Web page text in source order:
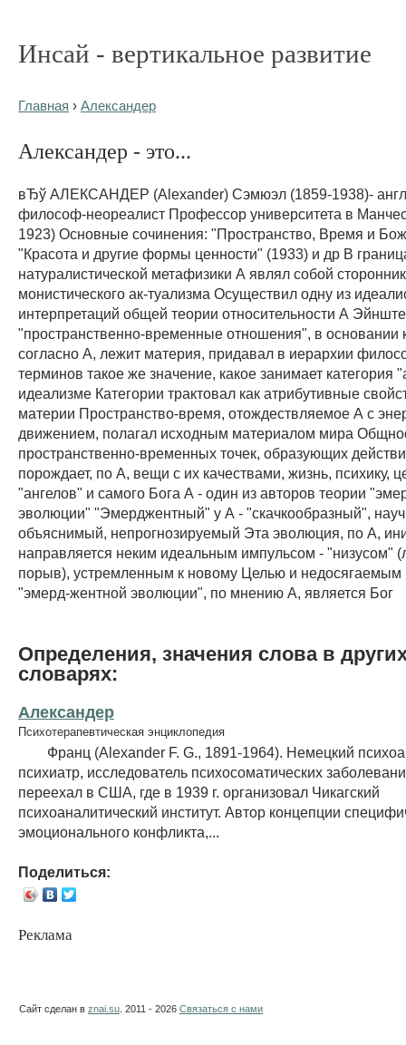
Инсай - вертикальное развитие
Главная › Александер
Александер - это...
вЂў АЛЕКСАНДЕР (Alexander) Сэмюэл (1859-1938)-
философ-неореалист Профессор университета в
1923) Основные сочинения: "Пространство, Время и
"Красота и другие формы ценности" (1933) и др В
натуралистической метафизики А являл собой
монистического ак-туализма Осуществил одну из
интерпретаций общей теории относительности А
"пространственно-временные отношения", в основании
согласно А, лежит материя, придавал в иерархии
терминов такое же значение, какое занимает категория
идеализме Категории трактовал как атрибутивные
материи Пространство-время, отождествляемое А с
движением, полагал исходным материалом мира
пространственно-временных точек, образующих
порождает, по А, вещи с их качествами, жизнь, психику,
"ангелов" и самого Бога А - один из авторов теории
эволюции" "Эмерджентный" у А - "скачкообразный",
объяснимый, непрогнозируемый Эта эволюция, по А,
направляется неким идеальным импульсом - "низусом"
порыв), устремленным к новому Целью и недосягаемым
"эмерд-жентной эволюции", по мнению А, является Бог
Определения, значения слова в
словарях:
Александер
Психотерапевтическая энциклопедия
Франц (Alexander F. G., 1891-1964). Немецкий
психиатр, исследователь психосоматических
переехал в США, где в 1939 г. организовал Чикагский
психоаналитический институт. Автор концепции
эмоционального конфликта,...
Поделиться:
Реклама
Сайт сделан в znai.su . 2011 - 2026 Связаться с нами